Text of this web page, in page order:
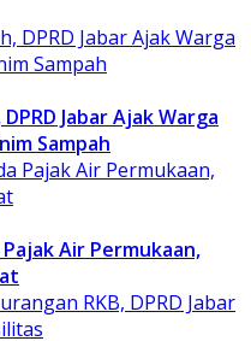
Jabar Ajak Warga
Sampah
Pajak Air Permukaan,